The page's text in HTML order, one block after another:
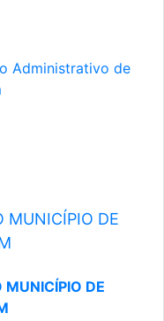
Administrativo de
MUNICÍPIO DE
MUNICÍPIO DE